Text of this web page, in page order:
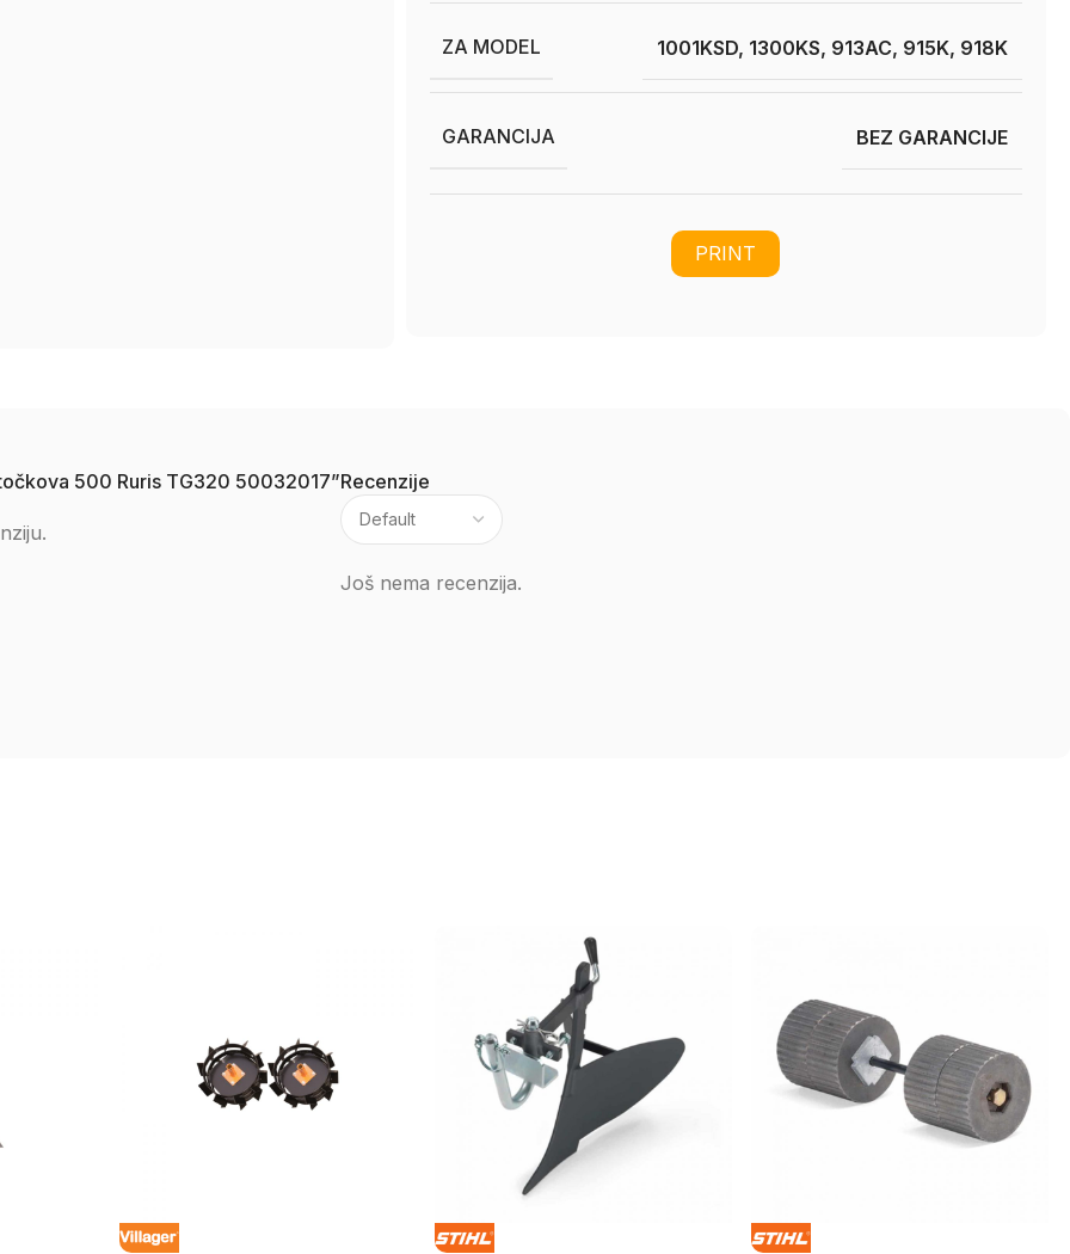
ZA MODEL 1001KSD, 1300KS, 913AC, 915K, 918K
GARANCIJA BEZ GARANCIJE
PRINT
Recenzije
Još nema recenzija.
500 Ruris TG320 50032017”